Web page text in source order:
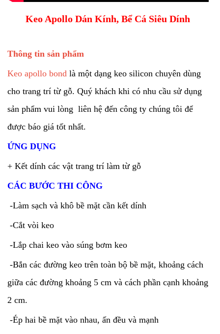
Keo Apollo Dán Kính, Bể Cá Siêu Dính
Thông tin sản phẩm
Keo apollo bond là một dạng keo silicon chuyên dùng
cho trang trí từ gỗ. Quý khách khi có nhu cầu sử dụng
sản phẩm vui lòng liên hệ đến công ty chúng tôi để
được báo giá tốt nhất.
ỨNG DỤNG
+ Kết dính các vật trang trí làm từ gỗ
CÁC BƯỚC THI CÔNG
-Làm sạch và khô bề mặt cần kết dính
-Cắt vòi keo
-Lắp chai keo vào súng bơm keo
-Bắn các đường keo trên toàn bộ bề mặt, khoảng cách
giữa các đường khoảng 5 cm và cách phần cạnh khoảng
2 cm.
-Ép hai bề mặt vào nhau, ấn đều và mạnh